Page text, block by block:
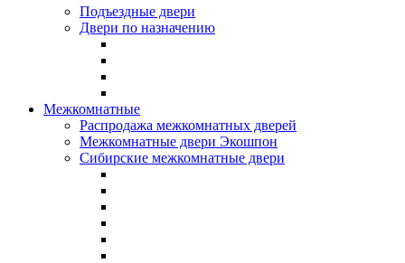
Подъездные двери
Двери по назначению
Межкомнатные
Распродажа межкомнатных дверей
Межкомнатные двери Экошпон
Сибирские межкомнатные двери